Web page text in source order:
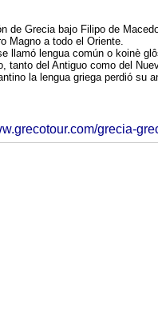
de Grecia bajo Filipo de
Magno a todo el Oriente.
llamó lengua común o koinè
tanto del Antiguo como del
la lengua griega perdió su
grecia-